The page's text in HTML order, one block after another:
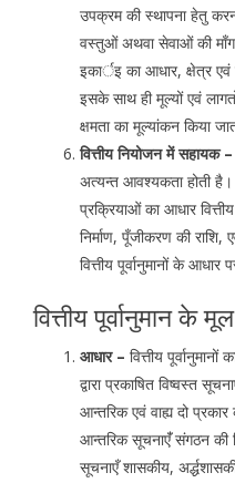
उपक्रम की स्थापना हेतु
वस्तुओं अथवा सेवाओं की माँग
इकार्इ का आधार, क्षेत्र एवं
इसके साथ ही मूल्यों एवं
क्षमता का मूल्यांकन किया
वित्तीय नियोजन में सहायक –
अत्यन्त आवश्यकता होती
प्रक्रियाओं का आधार
निर्माण, पूँजीकरण की राशि,
वित्तीय पूर्वानुमानों के
वित्तीय पूर्वानुमान के
आधार – वित्तीय
द्वारा प्रकाषित विष्वस्त
आन्तरिक एवं वाह्य दो
आन्तरिक सूचनाएँं संगठन की
सूचनाएँ शासकीय,